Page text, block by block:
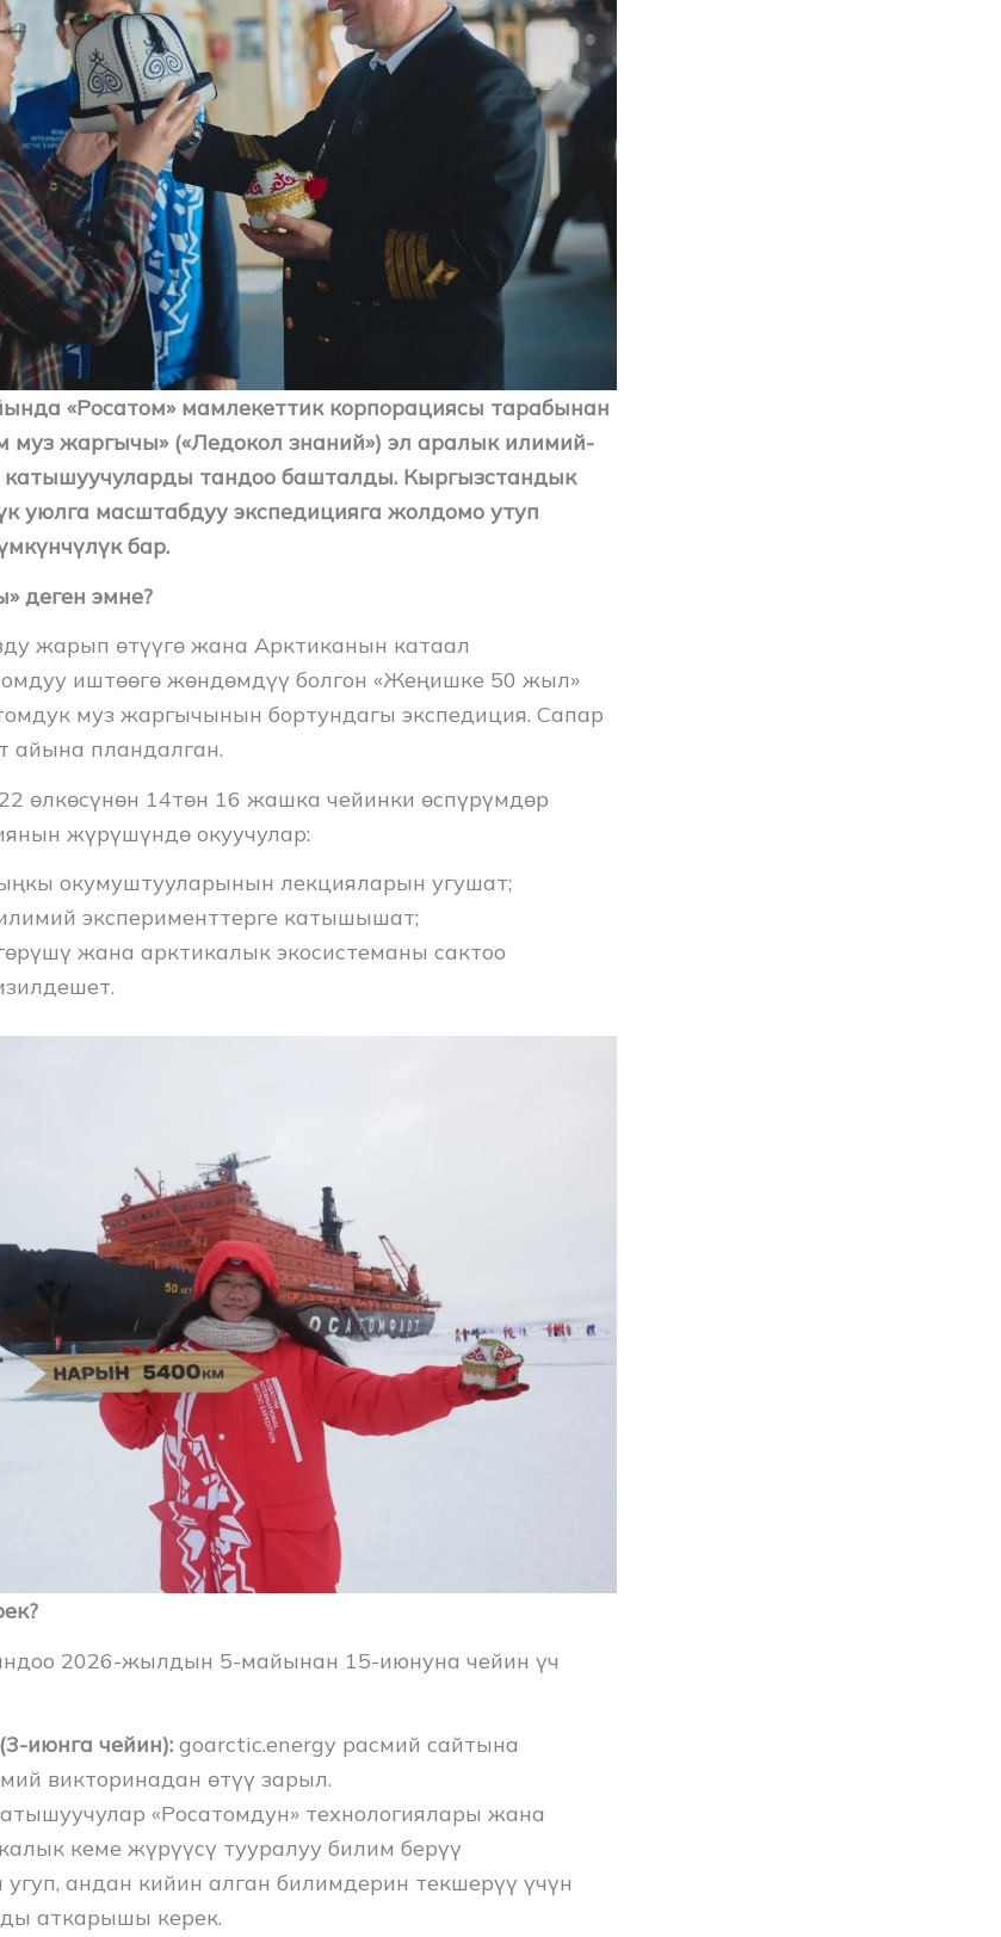
«Росатом» мамлекеттик корпорациясы тарабынан
муз жаргычы» («Ледокол знаний») эл аралык илимий-
катышуучуларды тандоо башталды. Кыргызстандык
уюлга масштабдуу экспедицияга жолдомо утуп
бар.
деген эмне?
жарып өтүүгө жана Арктиканын катаал
иштөөгө жөндөмдүү болгон «Жеңишке 50 жыл»
муз жаргычынын бортундагы экспедиция. Сапар
айына пландалган.
өлкөсүнөн 14төн 16 жашка чейинки өспүрүмдөр
жүрүшүндө окуучулар:
окумуштууларынын лекцияларын угушат;
эксперименттерге катышышат;
жана арктикалык экосистеманы сактоо
2026-жылдын 5-майынан 15-июнуна чейин үч
июнга чейин): goarctic.energy расмий сайтына
викторинадан өтүү зарыл.
«Росатомдун» технологиялары жана
кеме жүрүүсү тууралуу билим берүү
андан кийин алган билимдерин текшерүү үчүн
аткарышы керек.